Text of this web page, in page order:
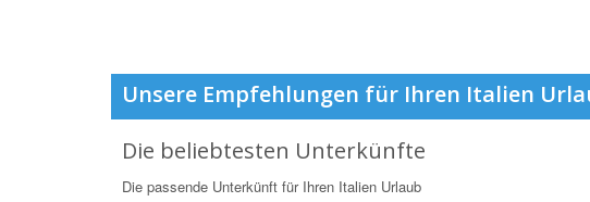
Unsere Empfehlungen für Ihren Italien
Die beliebtesten Unterkünfte
Die passende Unterkünft für Ihren Italien Urlaub